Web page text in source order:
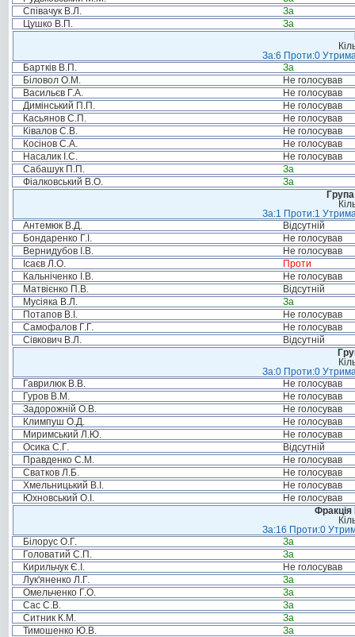
Співачук В.Л.
За
Цушко В.П.
За
За:6 Проти:0
Бартків В.П.
За
Біловол О.М.
Не голосував
Васильєв Г.А.
Не голосував
Димінський П.П.
Не голосував
Касьянов С.П.
Не голосував
Ківалов С.В.
Не голосував
Косінов С.А.
Не голосував
Насалик І.С.
Не голосував
Сабашук П.П.
За
Фіалковський В.О.
За
За:1 Проти:1
Антемюк В.Д.
Відсутній
Бондаренко Г.І.
Не голосував
Вернидубов І.В.
Не голосував
Ісаєв Л.О.
Проти
Кальніченко І.В.
Не голосував
Матвієнко П.В.
Відсутній
Мусіяка В.Л.
За
Потапов В.І.
Не голосував
Самофалов Г.Г.
Не голосував
Сівкович В.Л.
Відсутній
За:0 Проти:0
Гаврилюк В.В.
Не голосував
Гуров В.М.
Не голосував
Задорожній О.В.
Не голосував
Климпуш О.Д.
Не голосував
Миримський Л.Ю.
Не голосував
Осика С.Г.
Відсутній
Правденко С.М.
Не голосував
Сватков Л.Б.
Не голосував
Хмельницький В.І.
Не голосував
Юхновський О.І.
Не голосував
За:16 Проти:0
Білорус О.Г.
За
Головатий С.П.
За
Кирильчук Є.І.
Не голосував
Лук'яненко Л.Г.
За
Омельченко Г.О.
За
Сас С.В.
За
Ситник К.М.
За
Тимошенко Ю.В.
За